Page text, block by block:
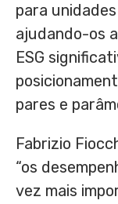
para
ajudando-os
ESG
pares e
Fabrizio
“os
vez mais